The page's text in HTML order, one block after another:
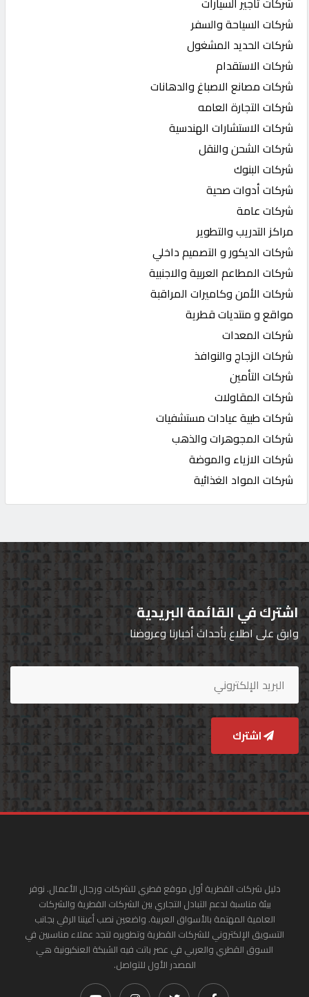
شركات السياحة والسفر
شركات الحديد المشغول
شركات الاستقدام
شركات مصانع الاصباغ والدهانات
شركات التجارة العامه
شركات الاستشارات الهندسية
شركات الشحن والنقل
شركات البنوك
شركات أدوات صحية
شركات عامة
مراكز التدريب والتطوير
شركات الديكور و التصميم داخلي
شركات المطاعم العربية والاجنبية
شركات الأمن وكاميرات المراقبة
مواقع و منتديات قطرية
شركات المعدات
شركات الزجاج والنوافذ
شركات التأمين
شركات المقاولات
شركات طبية عيادات مستشفيات
شركات المجوهرات والذهب
شركات الازياء والموضة
شركات المواد الغذائية
اشترك في القائمة البريدية
وابق على اطلاع بأحداث أخبارنا وعروضنا
اشترك
دليل شركات القطرية أول موقع قطري للشركات ورجال الأعمال. نوفر
بيئة مناسبة لدعم التبادل التجاري بين الشركات القطرية والشركات
العامية المهتمة بالأسواق العربية. واضعين نصب أعيننا الرقي بجانب
التسويق الإلكتروني للشركات القطرية وتطويره لتجد عملاء مناسبين في
السوق القطري والعربي في عصر باتت فيه الشبكة العنكبونية هي
المصدر الأول للتواصل.